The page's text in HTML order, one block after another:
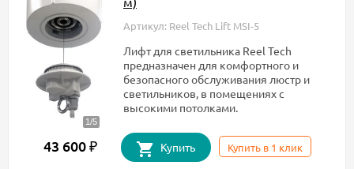
Артикул: Reel Tech Lift MSI-5
Лифт для светильника Reel Tech
предназначен для комфортного и
безопасного обслуживания люстр и
светильников, в помещениях с
высокими потолками.
43 600 ₽ Купить Купить в 1 клик